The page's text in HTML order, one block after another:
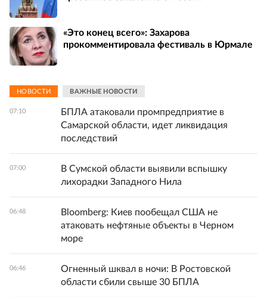
«Это конец всего»: Захарова
прокомментировала фестиваль в Юрмале
НОВОСТИ ВАЖНЫЕ НОВОСТИ
07:10
БПЛА атаковали промпредприятие в
Самарской области, идет ликвидация
последствий
07:00
В Сумской области выявили вспышку
лихорадки Западного Нила
06:48
Bloomberg: Киев пообещал США не
атаковать нефтяные объекты в Черном
море
06:46
Огненный шквал в ночи: В Ростовской
области сбили свыше 30 БПЛА